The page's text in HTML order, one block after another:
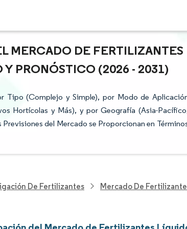
MERCADO DE FERTILIZANTES
PRONÓSTICO (2026 - 2031)
Tipo (Complejo y Simple), por Modo de
Hortícolas y Más), y por Geografía (Asia-
del Mercado se Proporcionan en
De Fertilizantes Mercado De